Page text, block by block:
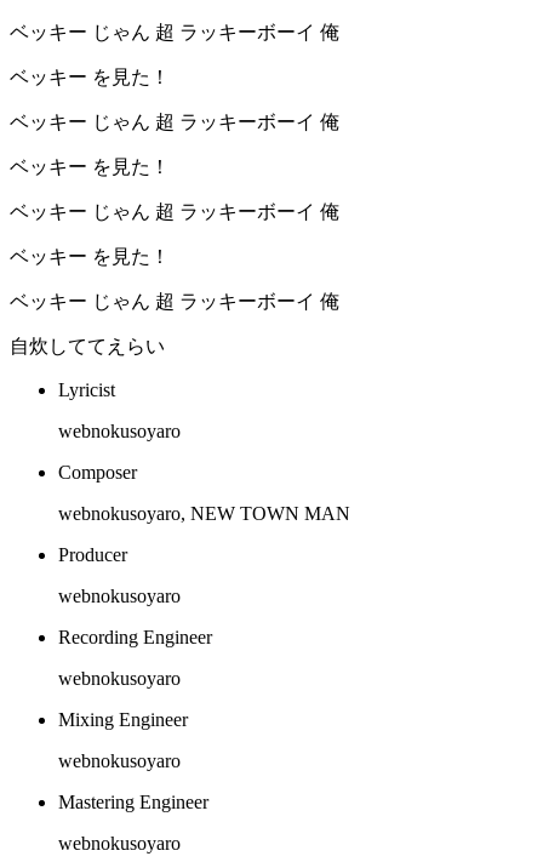
ベッキー じゃん 超 ラッキーボーイ 俺
ベッキー を見た！
ベッキー じゃん 超 ラッキーボーイ 俺
ベッキー を見た！
ベッキー じゃん 超 ラッキーボーイ 俺
ベッキー を見た！
ベッキー じゃん 超 ラッキーボーイ 俺
自炊しててえらい
Lyricist
webnokusoyaro
Composer
webnokusoyaro, NEW TOWN MAN
Producer
webnokusoyaro
Recording Engineer
webnokusoyaro
Mixing Engineer
webnokusoyaro
Mastering Engineer
webnokusoyaro